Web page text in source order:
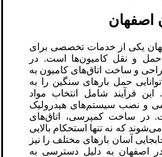
اصفهان
یکی از خدمات تخصصی برای
و نقل کامیون‌ها است. در
و ساخت اتاق‌های کامیون به
حمل بارهای سنگین را به
فرآیند شامل انتخاب مواد
و نصب سیستم‌های هیدرولیک
در ساخت کمپرسی، اتاق‌های
که نه تنها استحکام بالایی
آسان بارهای مختلف را نیز
اصفهان به دلیل دسترسی به